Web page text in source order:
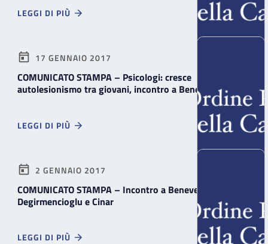
LEGGI DI PIÙ
17 GENNAIO 2017
COMUNICATO STAMPA – Psicologi: cresce
autolesionismo tra giovani, incontro a Benevento
LEGGI DI PIÙ
2 GENNAIO 2017
COMUNICATO STAMPA – Incontro a Benevento con
Degirmencioglu e Cinar
LEGGI DI PIÙ